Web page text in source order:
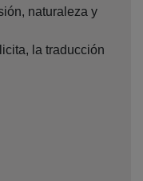
naturaleza y
la traducción